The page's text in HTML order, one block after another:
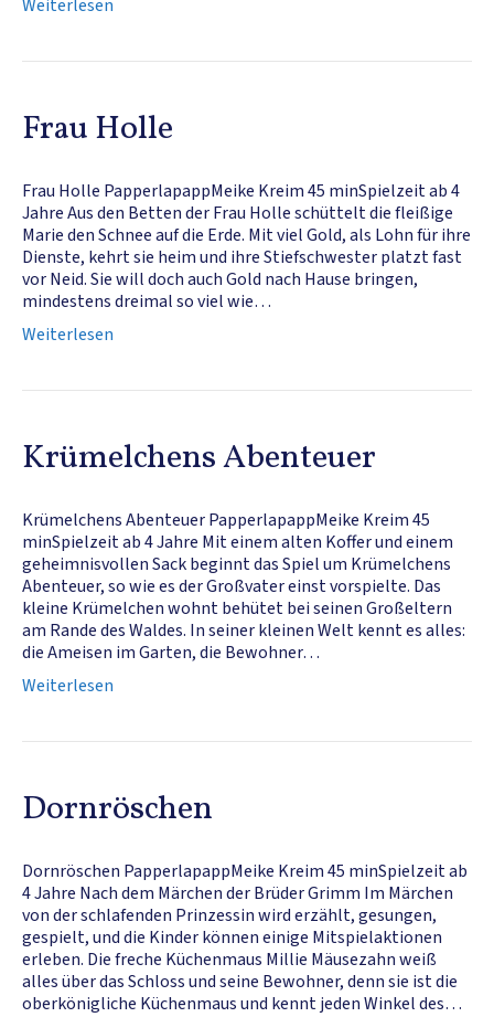
Weiterlesen
Frau Holle
Frau Holle PapperlapappMeike Kreim 45 minSpielzeit ab 4
Jahre Aus den Betten der Frau Holle schüttelt die fleißige
Marie den Schnee auf die Erde. Mit viel Gold, als Lohn für ihre
Dienste, kehrt sie heim und ihre Stiefschwester platzt fast
vor Neid. Sie will doch auch Gold nach Hause bringen,
mindestens dreimal so viel wie…
Weiterlesen
Krümelchens Abenteuer
Krümelchens Abenteuer PapperlapappMeike Kreim 45
minSpielzeit ab 4 Jahre Mit einem alten Koffer und einem
geheimnisvollen Sack beginnt das Spiel um Krümelchens
Abenteuer, so wie es der Großvater einst vorspielte. Das
kleine Krümelchen wohnt behütet bei seinen Großeltern
am Rande des Waldes. In seiner kleinen Welt kennt es alles:
die Ameisen im Garten, die Bewohner…
Weiterlesen
Dornröschen
Dornröschen PapperlapappMeike Kreim 45 minSpielzeit ab
4 Jahre Nach dem Märchen der Brüder Grimm Im Märchen
von der schlafenden Prinzessin wird erzählt, gesungen,
gespielt, und die Kinder können einige Mitspielaktionen
erleben. Die freche Küchenmaus Millie Mäusezahn weiß
alles über das Schloss und seine Bewohner, denn sie ist die
oberkönigliche Küchenmaus und kennt jeden Winkel des…